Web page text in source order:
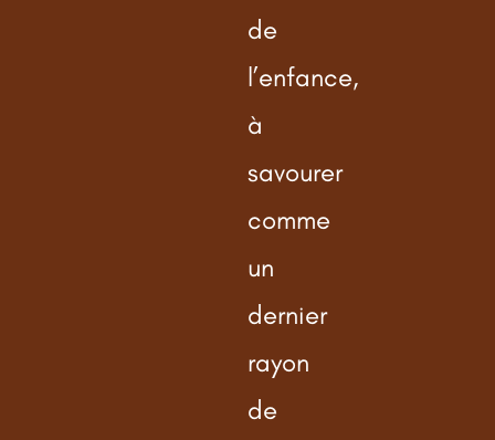
de
l’enfance,
à
savourer
comme
un
dernier
rayon
de